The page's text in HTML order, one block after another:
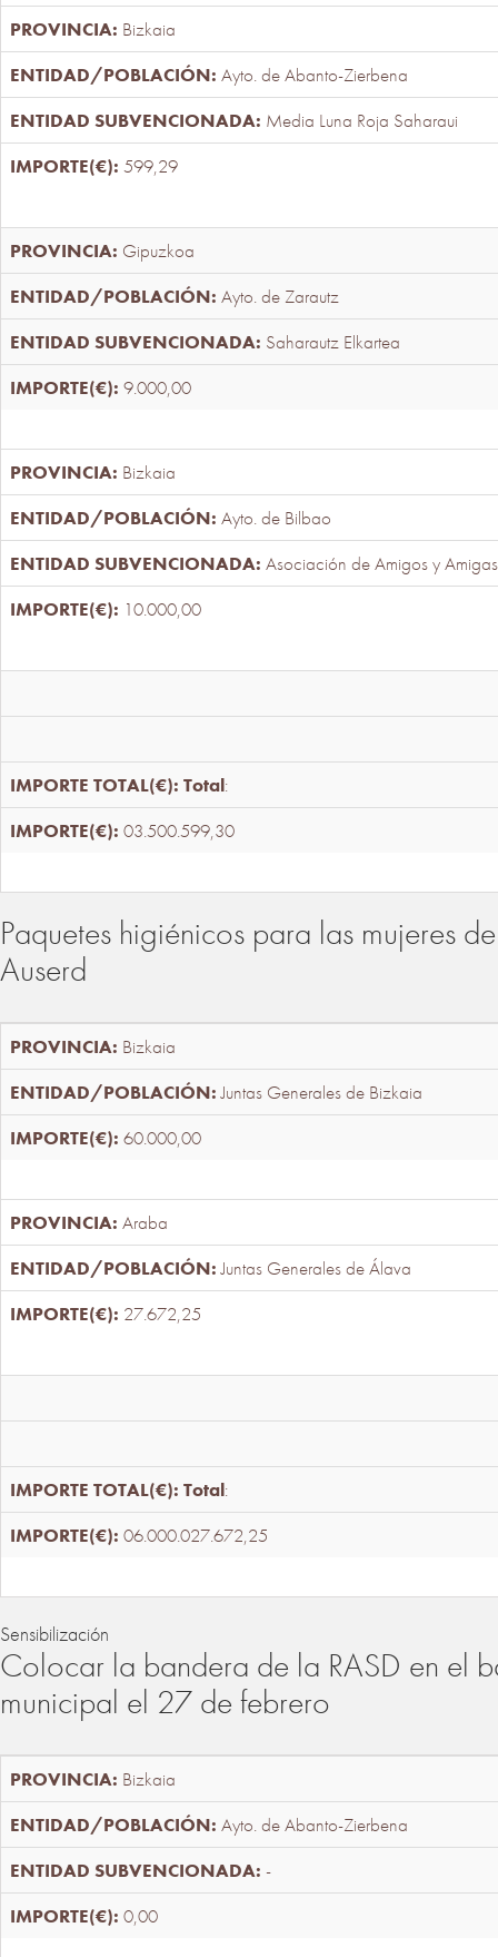
Bizkaia
Ayto. de Abanto-Zierbena
Media Luna Roja Saharaui
599,29
Gipuzkoa
Ayto. de Zarautz
Saharautz Elkartea
9.000,00
Bizkaia
Ayto. de Bilbao
Asociación de Amigos y
10.000,00
Total:
03.500.599,30
Paquetes higiénicos para las mujeres
Auserd
Bizkaia
Juntas Generales de Bizkaia
60.000,00
Araba
Juntas Generales de Álava
27.672,25
Total:
06.000.027.672,25
Sensibilización
Colocar la bandera de la RASD en el
municipal el 27 de febrero
Bizkaia
Ayto. de Abanto-Zierbena
-
0,00